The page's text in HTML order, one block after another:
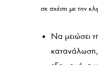
σε σχέση με την
Να μειώσει
κατανάλωση,